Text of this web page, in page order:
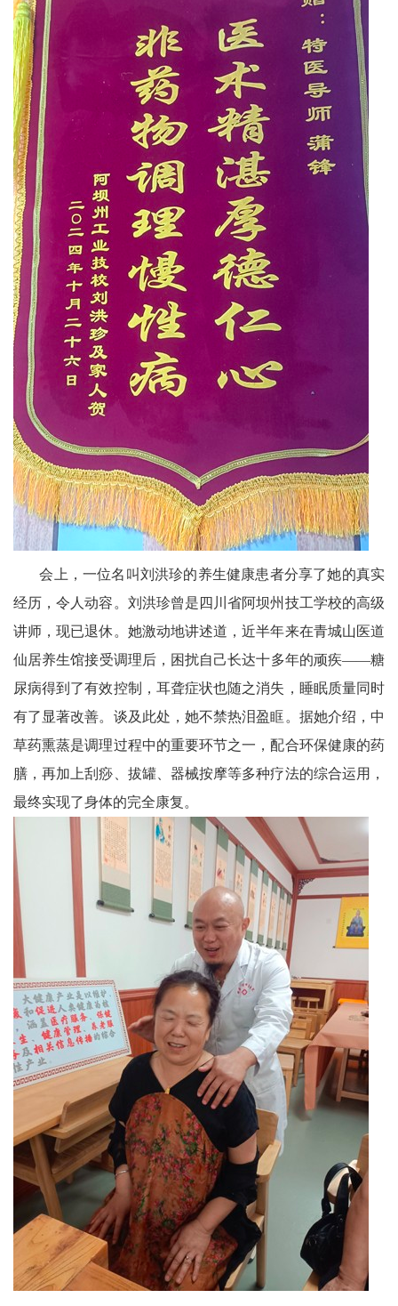
播
报
报
视
报
议
播
报
会上，一位名叫刘洪珍的养生健康患者分享了她的真实
经历，令人动容。刘洪珍曾是四川省阿坝州技工学校的高级
讲师，现已退休。她激动地讲述道，近半年来在青城山医道
仙居养生馆接受调理后，困扰自己长达十多年的顽疾——糖
尿病得到了有效控制，耳聋症状也随之消失，睡眠质量同时
有了显著改善。谈及此处，她不禁热泪盈眶。据她介绍，中
草药熏蒸是调理过程中的重要环节之一，配合环保健康的药
膳，再加上刮痧、拔罐、器械按摩等多种疗法的综合运用，
最终实现了身体的完全康复。